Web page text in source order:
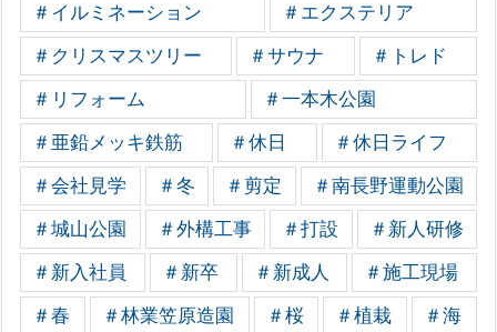
＃イルミネーション ＃エクステリア
＃クリスマスツリー ＃サウナ ＃トレド
＃リフォーム ＃一本木公園
＃亜鉛メッキ鉄筋 ＃休日 ＃休日ライフ
＃会社見学 ＃冬 ＃剪定 ＃南長野運動公園
＃城山公園 ＃外構工事 ＃打設 ＃新人研修
＃新入社員 ＃新卒 ＃新成人 ＃施工現場
＃春 ＃林業笠原造園 ＃桜 ＃植栽 ＃海